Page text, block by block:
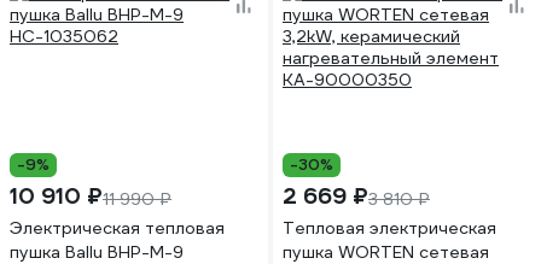
-9%
10 910 ₽11 990 ₽
Электрическая тепловая
пушка Ballu BHP-M-9
-30%
2 669 ₽3 810 ₽
Тепловая электрическая
пушка WORTEN сетевая